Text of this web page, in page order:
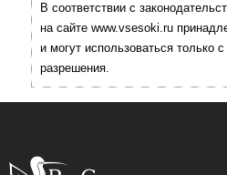
В соответствии с
на сайте www.vsesoki.ru
и могут использоваться только
разрешения.